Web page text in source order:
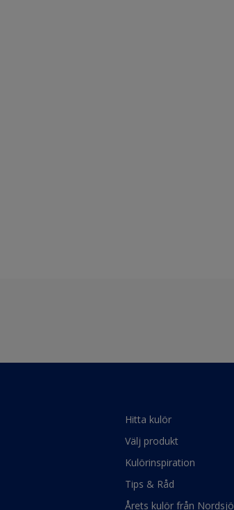
Hitta kulör
Välj produkt
Kulörinspiration
Tips & Råd
Årets kulör från Nordsjö